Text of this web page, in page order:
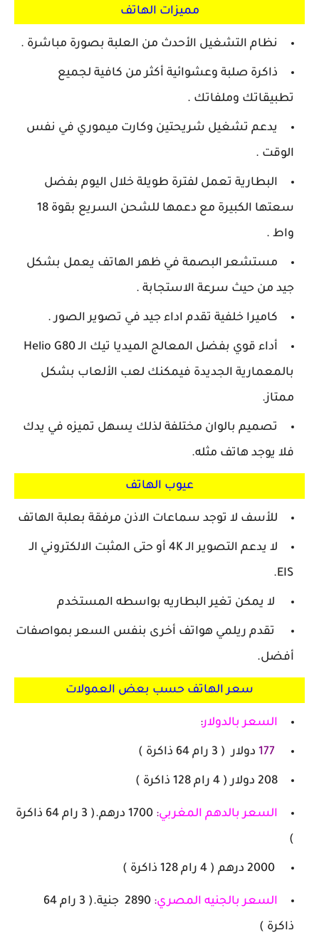
مميزات الهاتف
نظام التشغيل الأحدث من العلبة بصورة مباشرة .
ذاكرة صلبة وعشوائية أكثر من كافية لجميع
تطبيقاتك وملفاتك .
يدعم تشغيل شريحتين وكارت ميموري في نفس
الوقت .
البطارية تعمل لفترة طويلة خلال اليوم بفضل
سعتها الكبيرة مع دعمها للشحن السريع بقوة 18
واط .
مستشعر البصمة في ظهر الهاتف يعمل بشكل
جيد من حيث سرعة الاستجابة .
كاميرا خلفية تقدم اداء جيد في تصوير الصور .
أداء قوي بفضل المعالج الميديا تيك الـ Helio G80
بالمعمارية الجديدة فيمكنك لعب الألعاب بشكل
ممتاز.
تصميم بالوان مختلفة لذلك يسهل تميزه في يدك
فلا يوجد هاتف مثله.
عيوب الهاتف
للأسف لا توجد سماعات الاذن مرفقة بعلبة الهاتف
لا يدعم التصوير الـ 4K أو حتى المثبت الالكتروني الـ
EIS.
لا يمكن تغير البطاريه بواسطه المستخدم
تقدم ريلمي هواتف أخرى بنفس السعر بمواصفات
أفضل.
سعر الهاتف حسب بعض العمولات
السعر بالدولار:
177 دولار ( 3 رام 64 ذاكرة )
208 دولار ( 4 رام 128 ذاكرة )
السعر بالدهم المغربي:
1700 درهم.( 3 رام 64 ذاكرة
)
السعر بالجنيه المصري:
2890
جنية.( 3 رام 64
ذاكرة )